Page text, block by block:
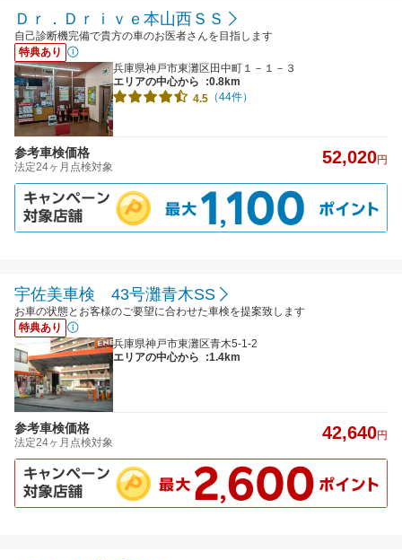
Ｄｒ．Ｄｒｉｖｅ本山西ＳＳ
自己診断機完備で貴方の車のお医者さんを目指します
特典あり
兵庫県神戸市東灘区田中町１－１－３
エリアの中心から
:0.8km
4.5 （44件）
参考車検価格
法定24ヶ月点検対象 52,020円
宇佐美車検 43号灘青木SS
お車の状態とお客様のご要望に合わせた車検を提案致します
特典あり
兵庫県神戸市東灘区青木5-1-2
エリアの中心から
:1.4km
参考車検価格
法定24ヶ月点検対象 42,640円